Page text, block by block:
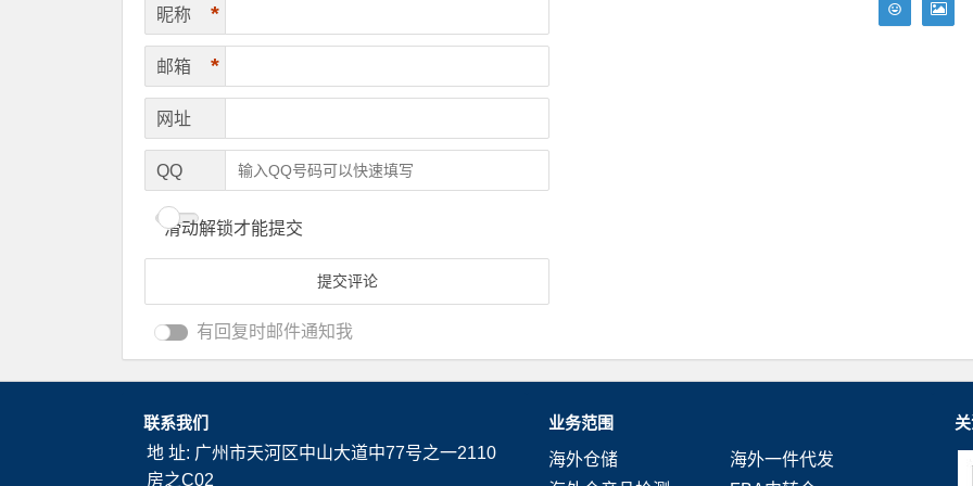
昵称 *
邮箱 *
网址
QQ
滑动解锁才能提交
有回复时邮件通知我
联系我们
地 址: 广州市天河区中山大道中77号之一2110
房之C02
业务范围
海外仓储
海外一件代发